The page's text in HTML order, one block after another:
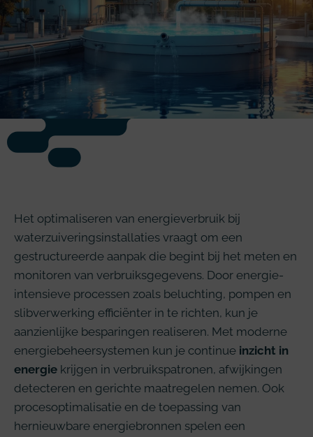
Het optimaliseren van energieverbruik bij
waterzuiveringsinstallaties vraagt om een
gestructureerde aanpak die begint bij het meten en
monitoren van verbruiksgegevens. Door energie-
intensieve processen zoals beluchting, pompen en
slibverwerking efficiënter in te richten, kun je
aanzienlijke besparingen realiseren. Met moderne
energiebeheersystemen kun je continue inzicht in
energie krijgen in verbruikspatronen, afwijkingen
detecteren en gerichte maatregelen nemen. Ook
procesoptimalisatie en de toepassing van
hernieuwbare energiebronnen spelen een